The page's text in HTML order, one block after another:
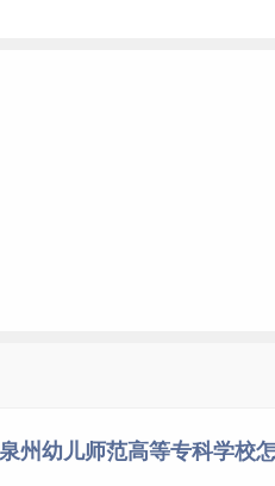
泉州幼儿师范高等专科学校